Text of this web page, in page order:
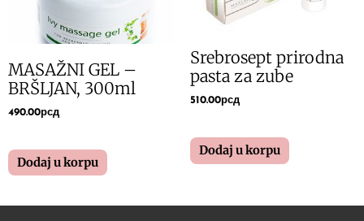
MASAŽNI GEL –
BRŠLJAN, 300ml
490.00рсд
Dodaj u korpu
Srebrosept prirodna
pasta za zube
510.00рсд
Dodaj u korpu